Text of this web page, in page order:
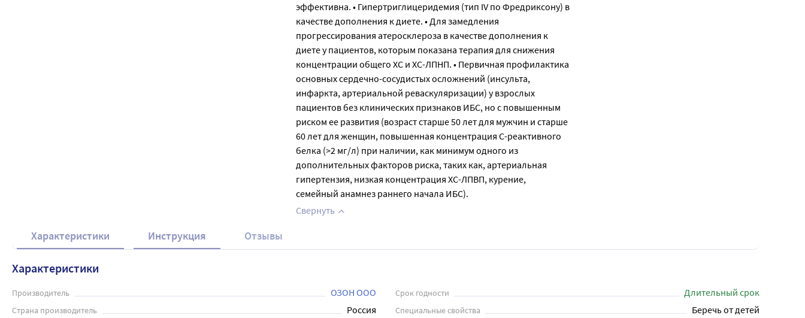
эффективна. • Гипертриглицеридемия (тип IV по Фредриксону) в
качестве дополнения к диете. • Для замедления
прогрессирования атеросклероза в качестве дополнения к
диете у пациентов, которым показана терапия для снижения
концентрации общего ХС и ХС-ЛПНП. • Первичная профилактика
основных сердечно-сосудистых осложнений (инсульта,
инфаркта, артериальной реваскуляризации) у взрослых
пациентов без клинических признаков ИБС, но с повышенным
риском ее развития (возраст старше 50 лет для мужчин и старше
60 лет для женщин, повышенная концентрация С-реактивного
белка (>2 мг/л) при наличии, как минимум одного из
дополнительных факторов риска, таких как, артериальная
гипертензия, низкая концентрация ХС-ЛПВП, курение,
семейный анамнез раннего начала ИБС).
Свернуть
Характеристики Инструкция Отзывы
Характеристики
Производитель ОЗОН ООО Срок годности Длительный срок
Страна производитель Россия Специальные свойства Беречь от детей